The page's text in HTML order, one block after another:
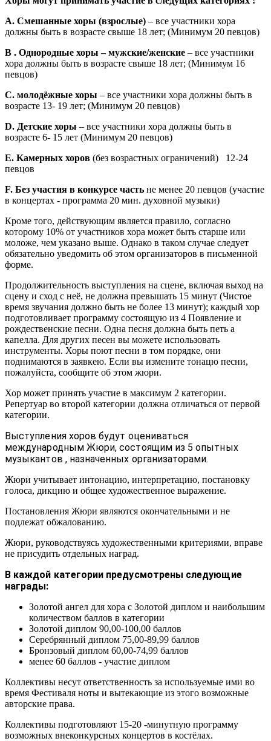
A. Смешанные хоры (взрослые) – все участники хора
должны быть в возрасте свыше 18 лет; (Минимум 20 певцов)
B . Однородные хоры – мужские/женские – все участники
хора должны быть в возрасте свыше 18 лет; (Минимум 16
певцов)
C. молодёжные хоры – все участники хора должны быть в
возрасте 13- 19 лет; (Минимум 20 певцов)
D. Детские хоры – все участники хора должны быть в
возрасте 6- 15 лет (Минимум 20 певцов)
E. Kамерных хоров (без возрастных ограничений) 12-24
певцов
F. Без участия в конкурсе часть не менее 20 певцов (участие
в концертах - программа 20 мин. духовной музыки)
Кроме того, действующим является правило, согласно
которому 10% от участников хора может быть старше или
моложе, чем указано выше. Однако в таком случае следует
обязательно уведомить об этом организаторов в письменной
форме.
Продолжительность выступления на сцене, включая выход на
сцену и сход с неё, не должна превышать 15 минут (Чистое
время звучания должно быть не более 13 минут); каждый хор
подготовливает программу состоящую из 4 Появление и
рождественские песни. Одна песня должна быть петь а
капелла. Для других песен вы можете использовать
инструменты. Хоры поют песни в том порядке, они
поднимаются в заявкею. Если вы измените тонацю песни,
пожалуйста, сообщите об этом жюри.
Хор может принять участие в максимум 2 категории.
Репертуар во второй категории должна отличаться от первой
категории.
Выступления хоров будут оцениваться
международным Жюри, состоящим из 5 опытных
музыкантов , назначенных организаторами.
Жюри учитывает интонацию, интерпретацию, постановку
голоса, дикцию и общее художественное выражение.
Постановления Жюри являются окончательными и не
подлежат обжалованию.
Жюри, руководствуясь художественными критериями, вправе
не присудить отдельных наград.
В каждой категории предусмотрены следующие
награды:
Золотой ангел для хора с Золотой диплом и наибольшим
количеством баллов в категории
Золотой диплом 90,00-100,00 баллов
Серебрянный диплом 75,00-89,99 баллов
Бронзовый диплом 60,00-74,99 баллов
менее 60 баллов - участие диплом
Коллективы несут ответственность за используемые ими во
время Фестиваля ноты и вытекающие из этого возможные
авторские права.
Коллективы подготовляют 15-20 -минутную программу
возможных внеконкурсных концертов в костёлах.